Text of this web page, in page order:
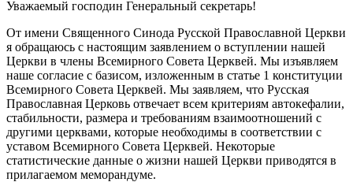
Уважаемый господин Генеральный секретарь!
От имени Священного Синода Русской Православной Церкви
я обращаюсь с настоящим заявлением о вступлении нашей
Церкви в члены Всемирного Совета Церквей. Мы изъявляем
наше согласие с базисом, изложенным в статье 1 конституции
Всемирного Совета Церквей. Мы заявляем, что Русская
Православная Церковь отвечает всем критериям автокефалии,
стабильности, размера и требованиям взаимоотношений с
другими церквами, которые необходимы в соответствии с
уставом Всемирного Совета Церквей. Некоторые
статистические данные о жизни нашей Церкви приводятся в
прилагаемом меморандуме.